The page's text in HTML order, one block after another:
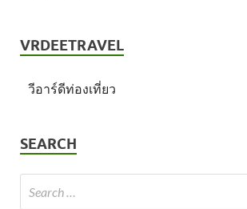
VRDEETRAVEL
วีอาร์ดีท่องเที่ยว
SEARCH